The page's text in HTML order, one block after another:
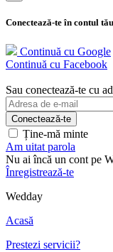
Conectează-te în contul tău
Continuă cu Google
Continuă cu Facebook
Sau conectează-te cu
Ține-mă minte
Am uitat parola
Nu ai încă un cont pe
Înregistrează-te
Wedday
Acasă
Prestezi servicii?